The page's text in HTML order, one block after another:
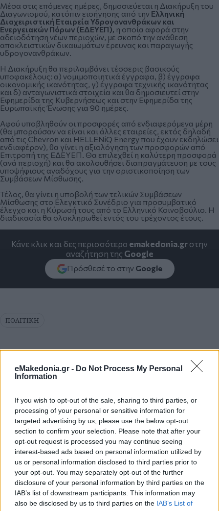
eMakedonia.gr - Do Not Process My Personal
Information
If you wish to opt-out of the sale, sharing to third parties, or
processing of your personal or sensitive information for
targeted advertising by us, please use the below opt-out
section to confirm your selection. Please note that after your
opt-out request is processed you may continue seeing
interest-based ads based on personal information utilized by
us or personal information disclosed to third parties prior to
your opt-out. You may separately opt-out of the further
disclosure of your personal information by third parties on the
IAB’s list of downstream participants. This information may
also be disclosed by us to third parties on the IAB’s List of
Μέσα στις επόμενες ημέρες, δημοσιεύεται η Διακήρυξη του
Διαγωνισμού, κατόπιν εισήγησης από την Ελληνική
Διαχειριστική Εταιρεία Υδρογονανθράκων και
Ενεργειακών Πόρων (ΕΔΕΥΕΠ), η οποία αφορά στην
αδειοδότηση νέων περιοχών, με σκοπό την ανάθεση
αποκλειστικών δικαιωμάτων έρευνας και παραγωγής
υδρογονανθράκων.
Η Διακήρυξη θα περιλαμβάνει τέσσερις βασικούς
υποφακέλους: α) νομιμοποιητικά έγγραφα, β) έγγραφα
οικονομικής ικανότητας, γ) έγγραφα τεχνικής ικανότητας
και δ) ανταγωνιστικά στοιχεία και θα δημοσιευτεί στην
Εφημερίδα της Κυβερνήσεως και στην Εφημερίδα της
Ευρωπαϊκής Ένωσης για 90 ημέρες.
Αφού υποβληθούν οι προσφορές από ενδιαφερόμενα μέρη
(θα μπορούσαν να είναι και άλλες εταιρείες, εκτός δηλαδή
από τις Chevron και HELLENiQ Energy που έχουν εκδηλώσει
ενδιαφέρον), θα γίνει η αξιολόγηση των προσφορών από
Επιτροπή της ΕΔΕΥΕΠ. Θα επιλεχθεί η καλύτερη προσφορά
(ανά περιοχή) και θα ακολουθήσει διαπραγμάτευση με τους
υποψήφιους αναδόχους για την οριστικοποίηση των
Συμβάσεων Μίσθωσης.
Τέλος, θα γίνει η υποβολή των τελικών Συμβάσεων
Μίσθωσης στο Ελεγκτικό Συνέδριο για προσυμβατικό
έλεγχο και η Κύρωσή τους από το Ελληνικό Κοινοβούλιο. Η
διαδικασία θα ολοκληρωθεί εντός του τρέχοντος έτους.
Κάνε κλικ και δες περισσότερο emakedonia.grστην
αναζήτηση της Google
Πρόσθεσέ το στην Google
ΠΟΛΙΤΙΚΗ